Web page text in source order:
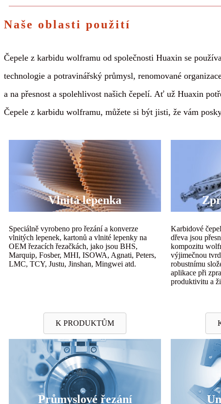
Naše oblasti použití
Čepele z karbidu wolframu od společnosti Huaxin se
technologie a potravinářský průmysl, renomované
a na přesnost a spolehlivost našich čepelí. Ať už Huaxin
Čepele z karbidu wolframu, můžete si být jisti, že vám
Vlnitá lepenka
Speciálně vyrobeno pro řezání a konverze
vlnitých lepenek, kartonů a vlnité lepenky na
OEM řezacích řezačkách, jako jsou BHS,
Marquip, Fosber, MHI, ISOWA, Agnati, Peters,
LMC, TCY, Justu, Jinshan, Mingwei atd.
Karbidové
dřeva jsou
kompozitu
výjimečnou
robustnímu
aplikace při
produktivitu a
K PRODUKTŮM
Průmyslové řezání